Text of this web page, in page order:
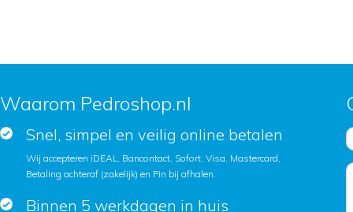
Waarom Pedroshop.nl
Snel, simpel en veilig online betalen
Wij accepteren iDEAL, Bancontact, Sofort, Visa, Mastercard,
Betaling achteraf (zakelijk) en Pin bij afhalen.
Binnen 5 werkdagen in huis